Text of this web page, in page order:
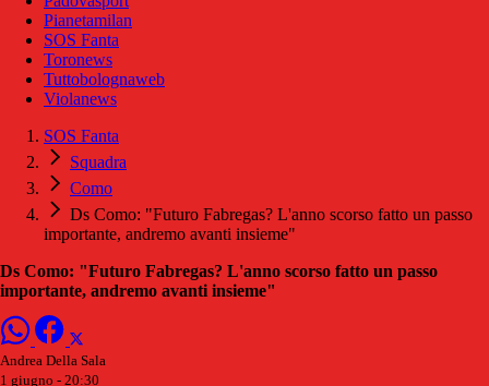
Pianetamilan
SOS Fanta
Toronews
Tuttobolognaweb
Violanews
SOS Fanta
Squadra
Como
Ds Como: "Futuro Fabregas? L'anno scorso fatto un passo
importante, andremo avanti insieme"
Ds Como: "Futuro Fabregas? L'anno scorso fatto un passo
importante, andremo avanti insieme"
Andrea Della Sala
1 giugno - 20:30